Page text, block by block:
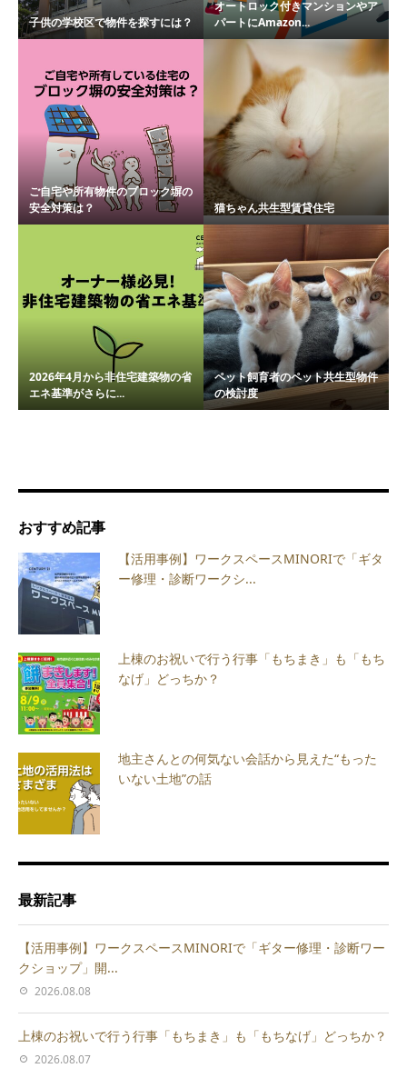
子供の学校区で物件を探すには？
オートロック付きマンションやア
パートにAmazon...
ご自宅や所有物件のブロック塀の
安全対策は？
猫ちゃん共生型賃貸住宅
2026年4月から非住宅建築物の省
エネ基準がさらに...
ペット飼育者のペット共生型物件
の検討度
おすすめ記事
【活用事例】ワークスペースMINORIで「ギタ
ー修理・診断ワークシ...
上棟のお祝いで行う行事「もちまき」も「もち
なげ」どっちか？
地主さんとの何気ない会話から見えた“もった
いない土地”の話
最新記事
【活用事例】ワークスペースMINORIで「ギター修理・診断ワー
クショップ」開...
2026.08.08
上棟のお祝いで行う行事「もちまき」も「もちなげ」どっちか？
2026.08.07